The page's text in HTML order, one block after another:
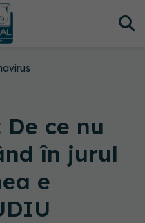
ce nu
în jurul
e